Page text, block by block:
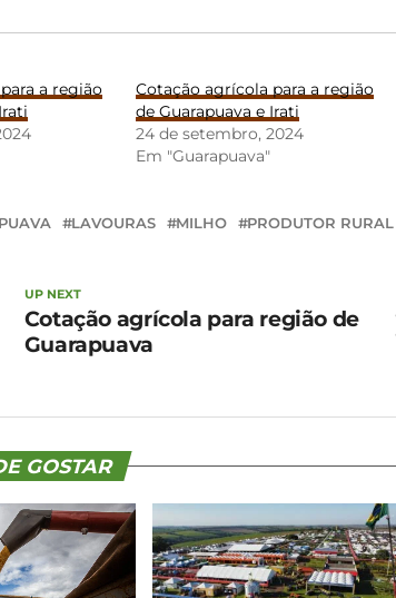
a região
Cotação agrícola para a região
de Guarapuava e Irati
24 de setembro, 2024
Em "Guarapuava"
LAVOURAS MILHO
PRODUTOR RURAL
UP NEXT
Cotação agrícola para região de
Guarapuava
GOSTAR